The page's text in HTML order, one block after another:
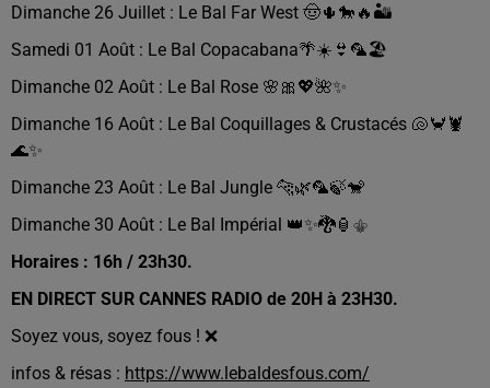
Dimanche 26 Juillet : Le Bal Far West 🤠🌵🐎🔥🏜️
Samedi 01 Août : Le Bal Copacabana🌴☀️👙🦜🏖️
Dimanche 02 Août : Le Bal Rose 🌸🎀💖🌺✨
Dimanche 16 Août : Le Bal Coquillages & Crustacés 🐚🦀🦞
🌊✨
Dimanche 23 Août : Le Bal Jungle 🐆🌿🦜🍃🐒
Dimanche 30 Août : Le Bal Impérial 👑✨🐉🏮⚜️
Horaires : 16h / 23h30.
EN DIRECT SUR CANNES RADIO de 20H à 23H30.
Soyez vous, soyez fous ! ❌
infos & résas : https://www.lebaldesfous.com/